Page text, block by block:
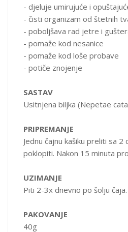
- djeluje umirujuće i
- čisti organizam od štetnih
- poboljšava rad jetre i
- pomaže kod nesanice
- pomaže kod loše probave
- potiče znojenje
SASTAV
Usitnjena biljka (Nepetae
PRIPREMANJE
Jednu čajnu kašiku preliti sa 2
poklopiti. Nakon 15 minuta
UZIMANJE
Piti 2-3x dnevno po šolju čaja.
PAKOVANJE
40g